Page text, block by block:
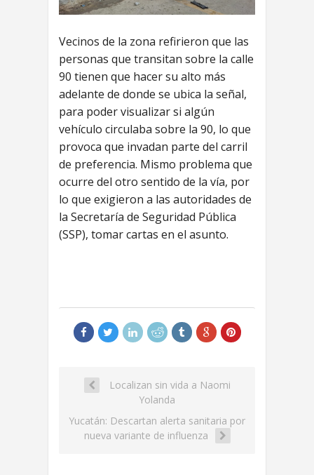
Vecinos de la zona refirieron que las
personas que transitan sobre la calle
90 tienen que hacer su alto más
adelante de donde se ubica la señal,
para poder visualizar si algún
vehículo circulaba sobre la 90, lo que
provoca que invadan parte del carril
de preferencia. Mismo problema que
ocurre del otro sentido de la vía, por
lo que exigieron a las autoridades de
la Secretaría de Seguridad Pública
(SSP), tomar cartas en el asunto.
Localizan sin vida a Naomi
Yolanda
Yucatán: Descartan alerta sanitaria por
nueva variante de influenza